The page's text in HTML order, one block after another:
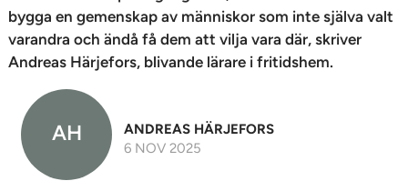
bygga en gemenskap av människor som inte själva valt
varandra och ändå få dem att vilja vara där, skriver
Andreas Härjefors, blivande lärare i fritidshem.
AH
ANDREAS HÄRJEFORS
6 NOV 2025